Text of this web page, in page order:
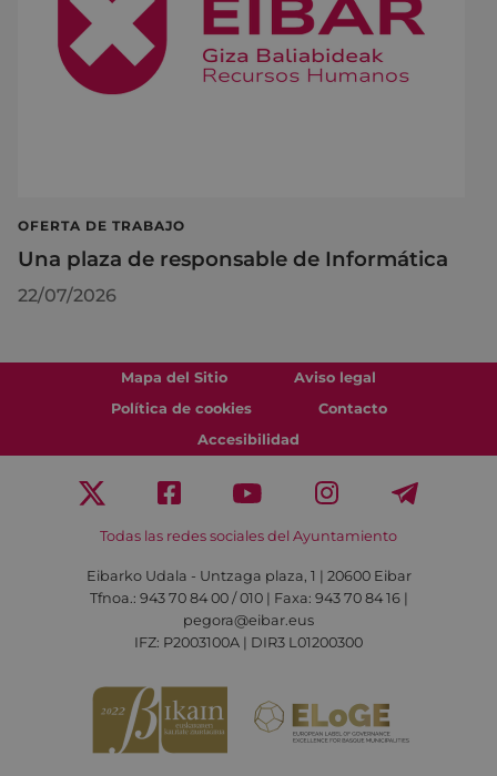
OFERTA DE TRABAJO
Una plaza de responsable de Informática
22/07/2026
Mapa del Sitio
Aviso legal
Política de cookies
Contacto
Accesibilidad
Todas las redes sociales del Ayuntamiento
Eibarko Udala - Untzaga plaza, 1 | 20600 Eibar
Tfnoa.: 943 70 84 00 / 010 | Faxa: 943 70 84 16 |
pegora@eibar.eus
IFZ: P2003100A | DIR3 L01200300